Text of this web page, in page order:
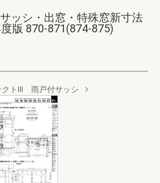
ッシ・出窓・特殊窓新寸法
版 870-871(874-875)
トⅢ 雨戸付サッシ